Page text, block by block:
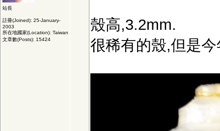
站長
註冊(Joined): 25-January-
2003
所在地國家(Location): Taiwan
文章數(Posts): 15424
殼高,3.2mm.
很稀有的殼,但是